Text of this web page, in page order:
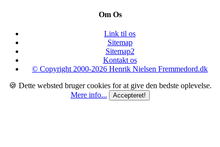
Om Os
Link til os
Sitemap
Sitemap2
Kontakt os
© Copyright 2000-2026 Henrik Nielsen Fremmedord.dk
🍪 Dette websted bruger cookies for at give den bedste oplevelse.
Mere info...
Accepteret!